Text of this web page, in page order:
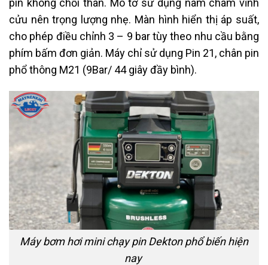
pin không chổi than. Mô tơ sử dụng nam châm vĩnh
cửu nên trọng lượng nhẹ. Màn hình hiển thị áp suất,
cho phép điều chỉnh 3 – 9 bar tùy theo nhu cầu bằng
phím bấm đơn giản. Máy chỉ sử dụng Pin 21, chân pin
phổ thông M21 (9Bar/ 44 giây đầy bình).
Máy bơm hơi mini chạy pin Dekton phổ biến hiện
nay